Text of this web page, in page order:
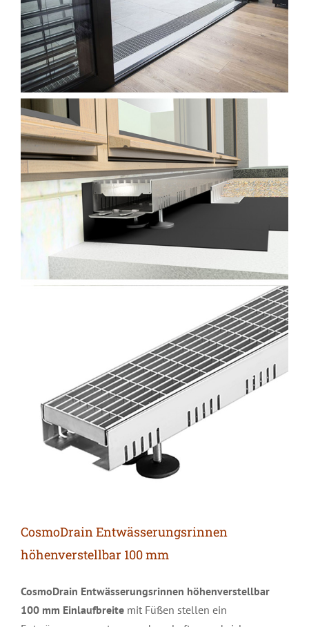
CosmoDrain Entwässerungsrinnen
höhenverstellbar 100 mm
CosmoDrain Entwässerungsrinnen höhenverstellbar
100 mm Einlaufbreitemit Füßen stellen ein